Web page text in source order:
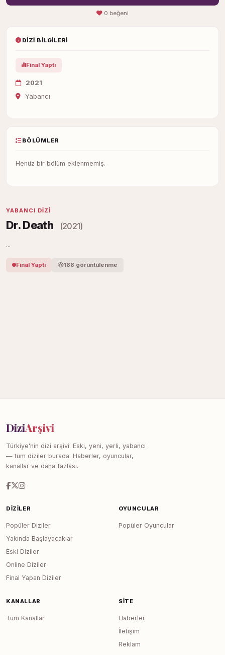
0 beğeni
DIZI BILGILERI
Final Yaptı
2021
Yabancı
BÖLÜMLER
Henüz bir bölüm eklenmemiş.
YABANCI DIZI
Dr. Death (2021)
...
Final Yaptı 188 görüntülenme
DiziArşivi
Türkiye'nin dizi arşivi. Eski, yeni, yerli, yabancı
— tüm diziler burada. Haberler, oyuncular,
kanallar ve daha fazlası.
DIZILER
Popüler Diziler
Yakında Başlayacaklar
Eski Diziler
Online Diziler
Final Yapan Diziler
OYUNCULAR
Popüler Oyuncular
KANALLAR
Tüm Kanallar
SITE
Haberler
İletişim
Reklam